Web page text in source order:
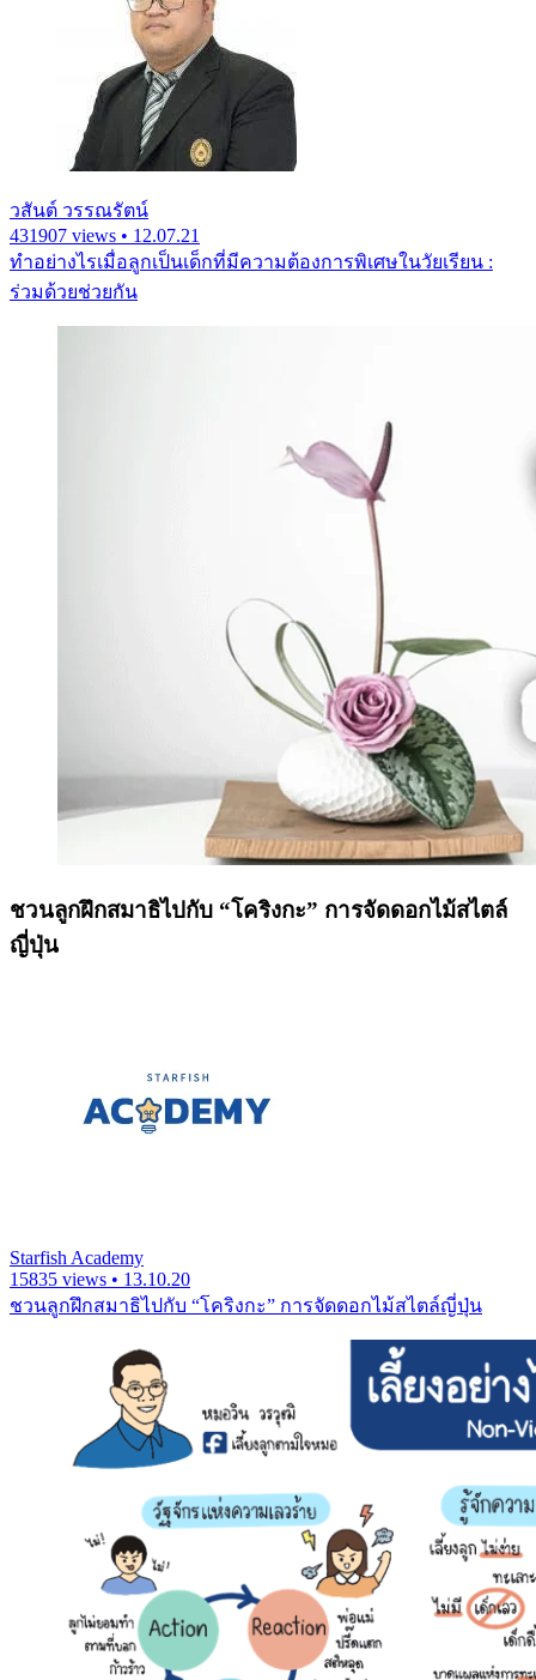
วสันต์ วรรณรัตน์
431907 views • 12.07.21
ทำอย่างไรเมื่อลูกเป็นเด็กที่มีความต้องการพิเศษในวัยเรียน :
ร่วมด้วยช่วยกัน
ชวนลูกฝึกสมาธิไปกับ “โคริงกะ” การจัดดอกไม้สไตล์
ญี่ปุ่น
Starfish Academy
15835 views • 13.10.20
ชวนลูกฝึกสมาธิไปกับ “โคริงกะ” การจัดดอกไม้สไตล์ญี่ปุ่น